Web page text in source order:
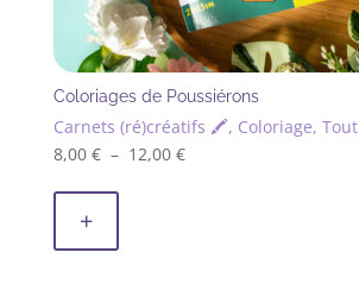
Coloriages de Poussiérons
Carnets (ré)créatifs 🖍, Coloriage, Tout
8,00 € – 12,00 €Plage
+